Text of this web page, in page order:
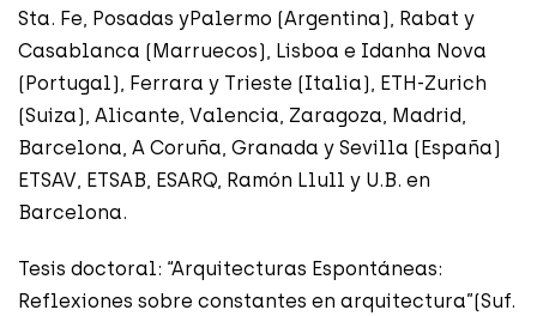
Sta. Fe, Posadas yPalermo (Argentina), Rabat y
Casablanca (Marruecos), Lisboa e Idanha Nova
(Portugal), Ferrara y Trieste (Italia), ETH-Zurich
(Suiza), Alicante, Valencia, Zaragoza, Madrid,
Barcelona, A Coruña, Granada y Sevilla (España)
ETSAV, ETSAB, ESARQ, Ramón Llull y U.B. en
Barcelona.
Tesis doctoral: “Arquitecturas Espontáneas:
Reflexiones sobre constantes en arquitectura”(Suf.